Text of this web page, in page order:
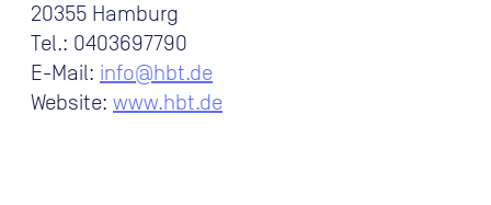
20355 Hamburg
Tel.: 0403697790
E-Mail: info@hbt.de
Website: www.hbt.de